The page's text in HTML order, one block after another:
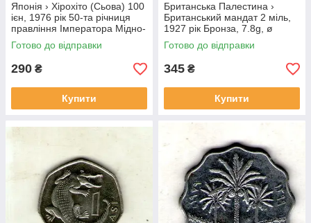
Японія › Хірохіто (Сьова) 100
ієн, 1976 рік 50-та річниця
правління Імператора Мідно-
нікелевий сплав, 12g, ø
30mm №3974
Готово до відправки
290 ₴
Купити
Британська Палестина ›
Британський мандат 2 міль,
1927 рік Бронза, 7.8g, ø
28mm №1852
Готово до відправки
345 ₴
Купити